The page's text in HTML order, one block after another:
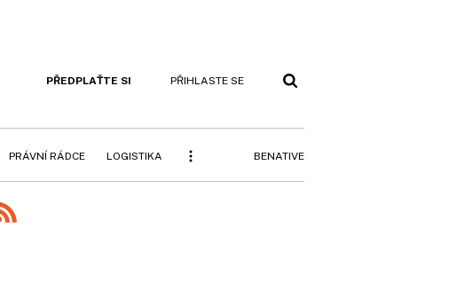
PŘEDPLAŤTE SI PŘIHLASTE SE
PRÁVNÍ RÁDCE LOGISTIKA BENATIVE